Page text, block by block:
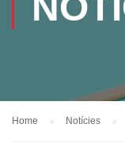
Home Notícies